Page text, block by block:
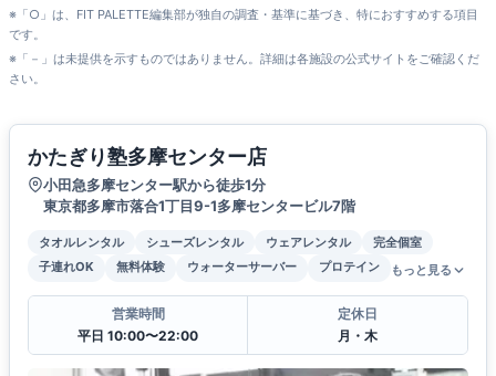
※「○」は、FIT PALETTE編集部が独自の調査・基準に基づき、特におすすめする項目
です。
※「－」は未提供を示すものではありません。詳細は各施設の公式サイトをご確認くだ
さい。
かたぎり塾多摩センター店
小田急多摩センター駅から徒歩1分
東京都多摩市落合1丁目9-1多摩センタービル7階
タオルレンタル シューズレンタル ウェアレンタル
完全個室
子連れOK
無料体験 ウォーターサーバー プロテイン もっと見る
営業時間
平日 10:00〜22:00
定休日
月・木